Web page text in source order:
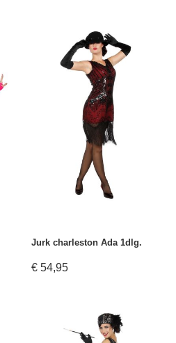
Jurk charleston Ada 1dlg.
€ 54,95